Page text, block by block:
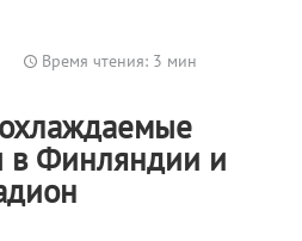
Время чтения: 3 мин
в Финляндии и